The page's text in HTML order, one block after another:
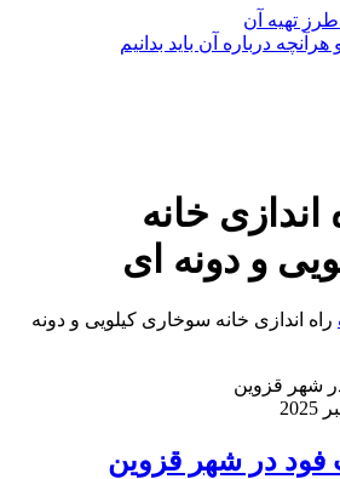
طرز تهیه آن
درباره آن باید بدانیم
اندازی خانه
و دونه ای
راه اندازی خانه سوخاری کیلویی و دونه
فود در شهر قزوین